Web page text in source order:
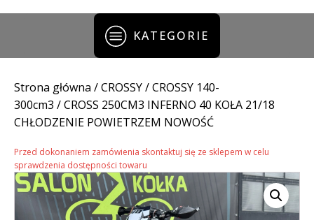
KATEGORIE
Strona główna /CROSSY/CROSSY 140-
300cm3 / CROSS 250CM3 INFERNO 40 KOŁA 21/18
CHŁODZENIE POWIETRZEM NOWOŚĆ
Przed dokonaniem zamówienia skontaktuj się ze sklepem w celu
sprawdzenia dostępności towaru